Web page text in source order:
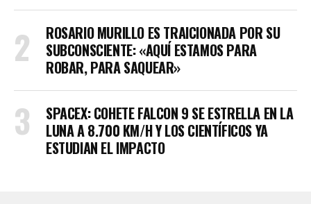
ROSARIO MURILLO ES TRAICIONADA POR SU
SUBCONSCIENTE: «AQUÍ ESTAMOS PARA
ROBAR, PARA SAQUEAR»
SPACEX: COHETE FALCON 9 SE ESTRELLA EN LA
LUNA A 8.700 KM/H Y LOS CIENTÍFICOS YA
ESTUDIAN EL IMPACTO